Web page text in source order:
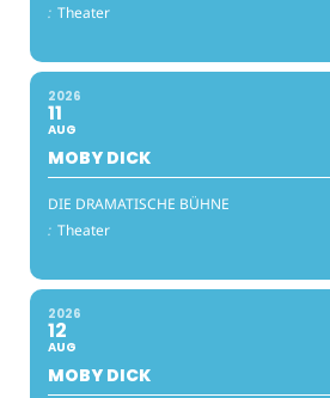
: Theater
2026
11
AUG
MOBY DICK
DIE DRAMATISCHE BÜHNE
: Theater
2026
12
AUG
MOBY DICK